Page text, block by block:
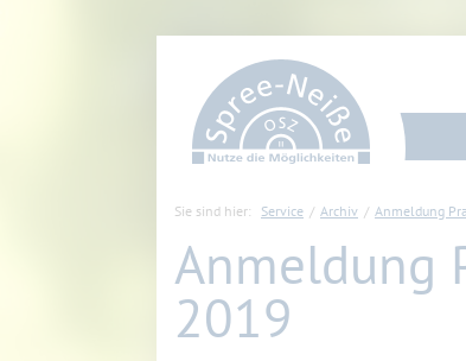
Sie sind hier: Service Archiv Anmeldung
Anmeldung
2019